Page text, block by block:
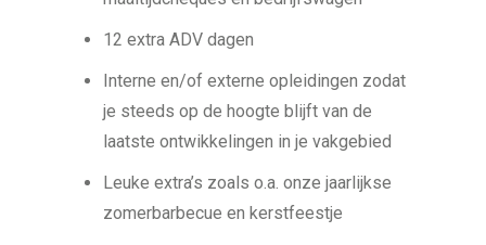
12 extra ADV dagen
Interne en/of externe opleidingen zodat
je steeds op de hoogte blijft van de
laatste ontwikkelingen in je vakgebied
Leuke extra’s zoals o.a. onze jaarlijkse
zomerbarbecue en kerstfeestje